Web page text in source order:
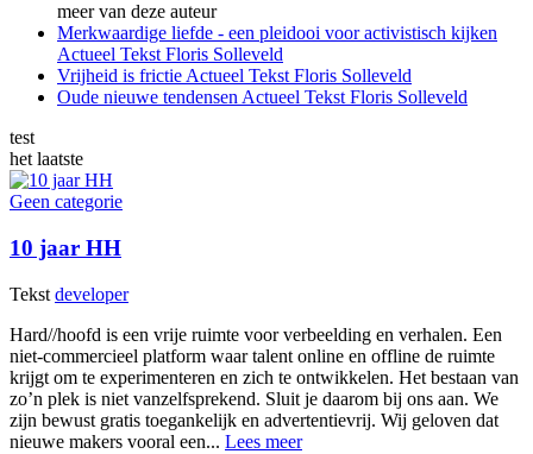
meer van deze auteur
Merkwaardige liefde - een pleidooi voor activistisch kijken
Actueel Tekst Floris Solleveld
Vrijheid is frictie Actueel Tekst Floris Solleveld
Oude nieuwe tendensen Actueel Tekst Floris Solleveld
test
het laatste
Geen categorie
10 jaar HH
Tekst developer
Hard//hoofd is een vrije ruimte voor verbeelding en verhalen. Een
niet-commercieel platform waar talent online en offline de ruimte
krijgt om te experimenteren en zich te ontwikkelen. Het bestaan van
zo’n plek is niet vanzelfsprekend. Sluit je daarom bij ons aan. We
zijn bewust gratis toegankelijk en advertentievrij. Wij geloven dat
nieuwe makers vooral een... Lees meer